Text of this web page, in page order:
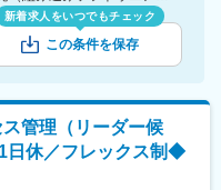
新着求人をいつでもチェック
この条件を保存
管理（リーダー候
日休／フレックス制◆